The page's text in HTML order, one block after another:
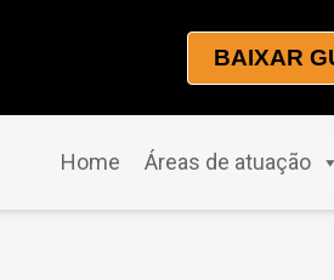
BAIXAR
Home Áreas de atuação